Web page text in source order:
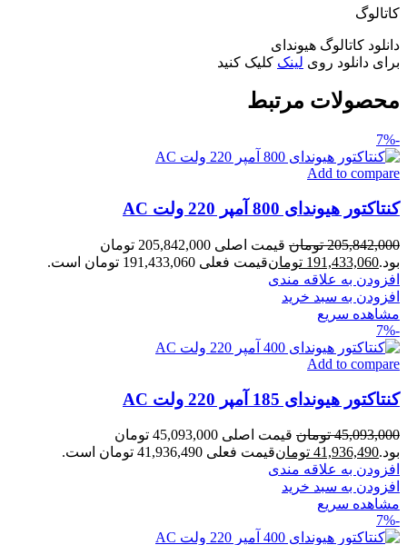
کاتالوگ
دانلود کاتالوگ هیوندای
برای دانلود روی لینک کلیک کنید
محصولات مرتبط
-7%
Add to compare
کنتاکتور هیوندای 800 آمپر 220 ولت AC
205,842,000 تومان
قیمت اصلی 205,842,000 تومان
بود.191,433,060 تومانقیمت فعلی 191,433,060 تومان است.
افزودن به علاقه مندی
افزودن به سبد خرید
مشاهده سریع
-7%
Add to compare
کنتاکتور هیوندای 185 آمپر 220 ولت AC
45,093,000 تومان
قیمت اصلی 45,093,000 تومان
بود.41,936,490 تومانقیمت فعلی 41,936,490 تومان است.
افزودن به علاقه مندی
افزودن به سبد خرید
مشاهده سریع
-7%